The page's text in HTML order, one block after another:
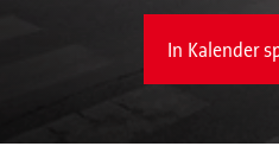
In Kalender